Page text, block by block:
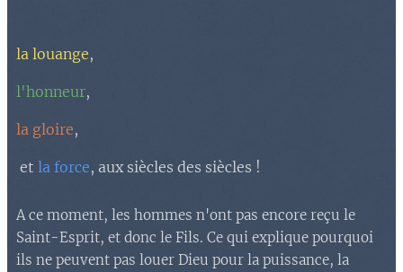
la louange,
l'honneur,
la gloire,
et la force, aux siècles des siècles !
A ce moment, les hommes n'ont pas encore reçu le
Saint-Esprit, et donc le Fils. Ce qui explique pourquoi
ils ne peuvent pas louer Dieu pour la puissance, la